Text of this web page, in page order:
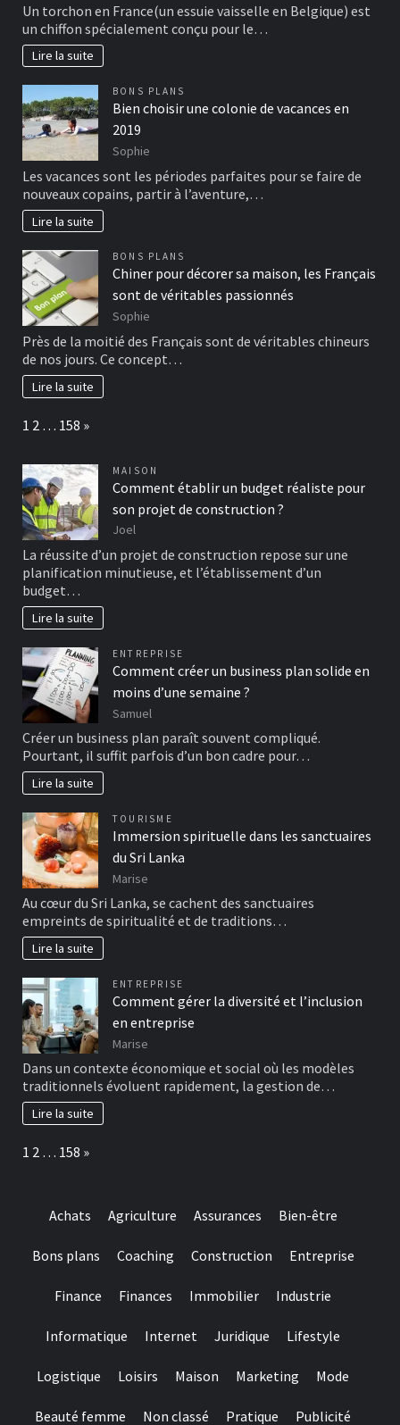
Un torchon en France(un essuie vaisselle en Belgique) est
un chiffon spécialement conçu pour le…
Lire la suite
BONS PLANS
Bien choisir une colonie de vacances en
2019
Sophie
Les vacances sont les périodes parfaites pour se faire de
nouveaux copains, partir à l’aventure,…
Lire la suite
BONS PLANS
Chiner pour décorer sa maison, les Français
sont de véritables passionnés
Sophie
Près de la moitié des Français sont de véritables chineurs
de nos jours. Ce concept…
Lire la suite
Page:
1 2 … 158 Next
»
MAISON
Comment établir un budget réaliste pour
son projet de construction ?
Joel
La réussite d’un projet de construction repose sur une
planification minutieuse, et l’établissement d’un
budget…
Lire la suite
ENTREPRISE
Comment créer un business plan solide en
moins d’une semaine ?
Samuel
Créer un business plan paraît souvent compliqué.
Pourtant, il suffit parfois d’un bon cadre pour…
Lire la suite
TOURISME
Immersion spirituelle dans les sanctuaires
du Sri Lanka
Marise
Au cœur du Sri Lanka, se cachent des sanctuaires
empreints de spiritualité et de traditions…
Lire la suite
ENTREPRISE
Comment gérer la diversité et l’inclusion
en entreprise
Marise
Dans un contexte économique et social où les modèles
traditionnels évoluent rapidement, la gestion de…
Lire la suite
Page:
1 2 … 158 Next
»
Achats Agriculture Assurances Bien-être
Bons plans Coaching Construction Entreprise
Finance Finances Immobilier Industrie
Informatique Internet Juridique Lifestyle
Logistique Loisirs Maison Marketing Mode
Beauté femme Non classé Pratique Publicité